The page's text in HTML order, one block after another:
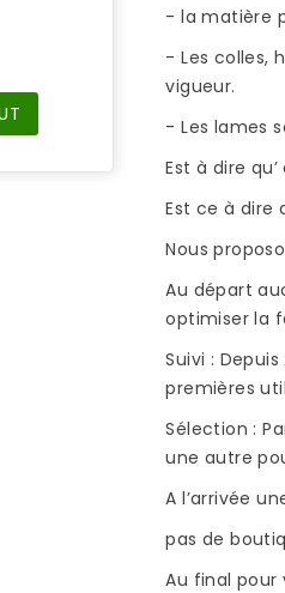
Read more
- la matière
- Les colles,
vigueur.
- Les lames
Est à dire
Est ce à dire
Nous
Au départ
optimiser la
Suivi :
premières
Sélection :
une autre
A l’arrivée
pas de
Au final pour